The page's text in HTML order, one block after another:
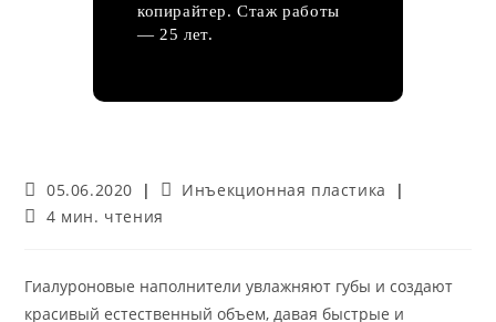
копирайтер. Стаж работы
— 25 лет.
Запись
опубликована:
05.06.2020
Рубрика
записи:
Инъекционная пластика
Время
4 мин. чтения
Гиалуроновые наполнители увлажняют губы и создают
красивый естественный объем, давая быстрые и